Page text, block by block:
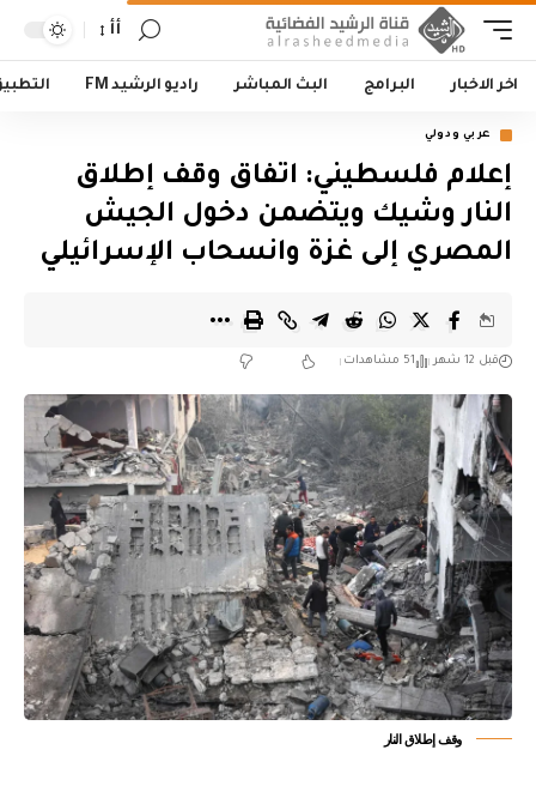
أأ
اخر الاخبار البرامج البث المباشر راديو الرشيد FM
عربي ودولي
إعلام فلسطيني: اتفاق وقف إطلاق
النار وشيك ويتضمن دخول الجيش
المصري إلى غزة وانسحاب الإسرائيلي
قبل 12 شهر 51 مشاهدات
وقف إطلاق النار